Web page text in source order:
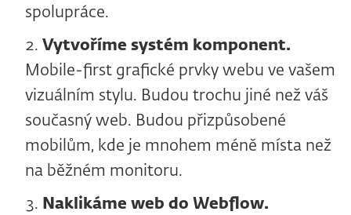
spolupráce.
Vytvoříme systém komponent.
Mobile-first grafické prvky webu ve vašem
vizuálním stylu. Budou trochu jiné než váš
současný web. Budou přizpůsobené
mobilům, kde je mnohem méně místa než
na běžném monitoru.
Naklikáme web do Webflow.